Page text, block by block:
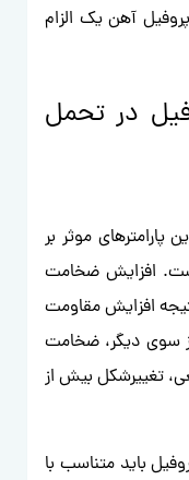
آهن یک الزام
در تحمل
موثر بر
افزایش ضخامت
افزایش مقاومت
سوی دیگر، ضخامت
تغییرشکل بیش از
باید متناسب با